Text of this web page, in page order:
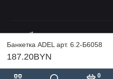
0
Банкетка ADEL арт. 6.2-Б6058
187.20BYN